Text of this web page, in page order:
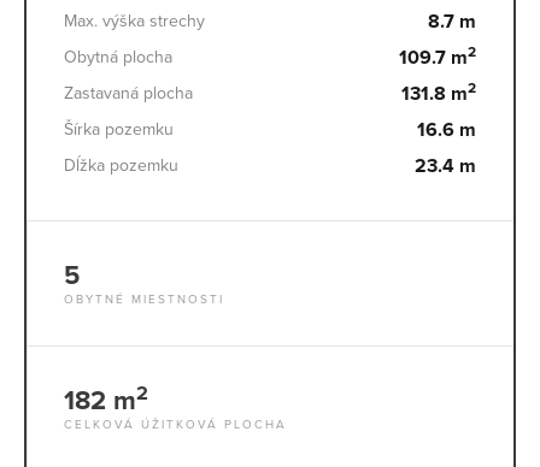
Max. výška strechy 8.7 m
Obytná plocha 109.7 m2
Zastavaná plocha 131.8 m2
Šírka pozemku 16.6 m
Dĺžka pozemku 23.4 m
5
OBYTNÉ MIESTNOSTI
182 m2
CELKOVÁ ÚŽITKOVÁ PLOCHA